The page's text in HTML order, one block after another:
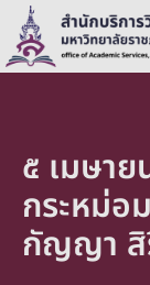
๕ เมษา
กระหม่
กัญญา